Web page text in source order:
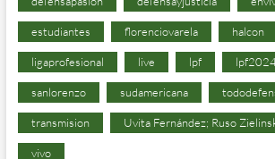
estudiantes florenciovarela halcon
ligaprofesional live lpf
sanlorenzo sudamericana
transmision Uvita Fernández; Ruso
vivo